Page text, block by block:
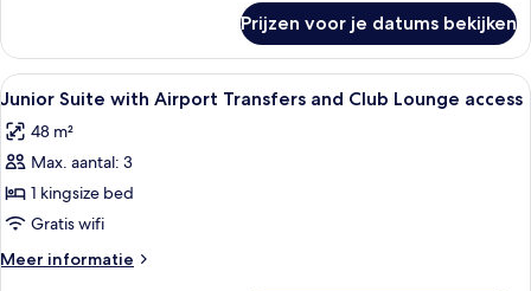
Lounge
access
laden
PentHouse
Suite
with
Transfers
and
Lounge
access
Prijzen voor je datums bekijken
Alle
foto's
voor
Junior
Suite
with
Airport
Transfers
Een moderne hotelkamer met een
26
Junior Suite with Airport Transfers and Club Lounge access
48 m²
Max. aantal: 3
1 kingsize bed
Gratis wifi
Meer informatie
Meer